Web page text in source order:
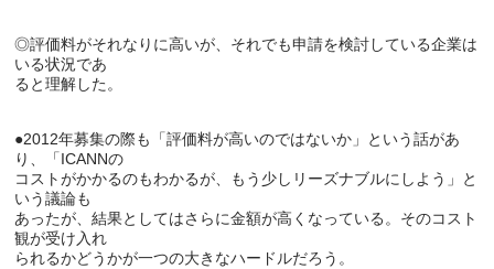
◎評価料がそれなりに高いが、それでも申請を検討している企業は
いる状況であ
ると理解した。
●2012年募集の際も「評価料が高いのではないか」という話があ
り、「ICANNの
コストがかかるのもわかるが、もう少しリーズナブルにしよう」と
いう議論も
あったが、結果としてはさらに金額が高くなっている。そのコスト
観が受け入れ
られるかどうかが一つの大きなハードルだろう。